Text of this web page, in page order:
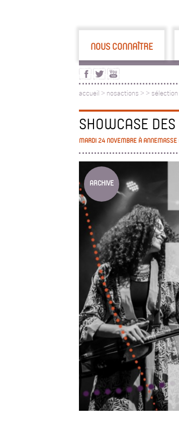
NOUS CONNAÎTRE
accueil > nosactions > > sélection
SHOWCASE
MARDI 24 NOVEMBRE À
ARCHIVE